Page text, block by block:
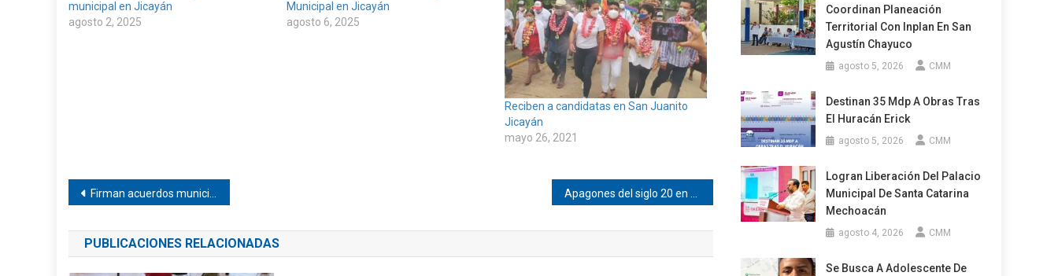
municipal en Jicayán
agosto 2, 2025
Municipal en Jicayán
agosto 6, 2025
Reciben a candidatas en San Juanito
Jicayán
mayo 26, 2021
Navegación
de
entradas
Firman acuerdos municipio de la Estancia y el Tecnológico de Pinotepa
PUBLICACIONES RELACIONADAS
Coordinan Planeación
Territorial Con Inplan En San
Agustín Chayuco
agosto 5, 2026 CMM
Destinan 35 Mdp A Obras Tras
El Huracán Erick
agosto 5, 2026 CMM
Logran Liberación Del Palacio
Municipal De Santa Catarina
Mechoacán
agosto 4, 2026 CMM
Se Busca A Adolescente De